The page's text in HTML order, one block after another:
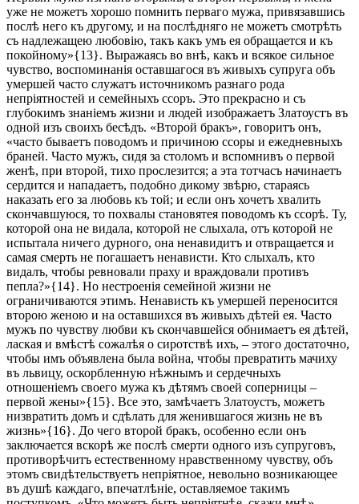
уже не можетъ хорошо помнить перваго мужа, привязавшись
послѣ него къ другому, и на послѣдняго не можетъ смотрѣть
съ надлежащею любовію, такъ какъ умъ ея обращается и къ
покойному»{13}. Выражаясь во внѣ, какъ и всякое сильное
чувство, воспоминанія оставшагося въ живыхъ супруга объ
умершей часто служатъ источникомъ разнаго рода
непріятностей и семейныхъ ссоръ. Это прекрасно и съ
глубокимъ знаніемъ жизни и людей изображаетъ Златоустъ въ
одной изъ своихъ бесѣдъ. «Второй бракъ», говоритъ онъ,
«часто бываетъ поводомъ и причиною ссоры и ежедневныхъ
браней. Часто мужъ, сидя за столомъ и вспомнивъ о первой
женѣ, при второй, тихо прослезится; а эта тотчасъ начинаетъ
сердится и нападаетъ, подобно дикому звѣрю, стараясь
наказать его за любовь къ той; и если онъ хочетъ хвалить
скончавшуюся, то похвалы становятея поводомъ къ ссорѣ. Ту,
которой она не видала, которой не слыхала, отъ которой не
испытала ничего дурного, она ненавидитъ и отвращается и
самая смерть не погашаетъ ненависти. Кто слыхалъ, кто
видалъ, чтобы ревновали праху и враждовали противъ
пепла?»{14}. Но нестроенія семейной жизни не
ограничиваются этимъ. Ненависть къ умершей переносится
второю женою и на оставшихся въ живыхъ дѣтей ея. Часто
мужъ по чувству любви къ скончавшейся обнимаетъ ея дѣтей,
лаская и вмѣстѣ сожалѣя о сиротствѣ ихъ, – этого достаточно,
чтобы имъ объявлена была война, чтобы превратить мачиху
въ львицу, оскорбленную нѣжнымъ и сердечныхъ
отношеніемъ своего мужа къ дѣтямъ своей соперницы –
первой жены»{15}. Все это, замѣчаетъ Златоустъ, можетъ
низвратить домъ и сдѣлать для женившагося жизнь не въ
жизнь»{16}. До чего второй бракъ, особенно если онъ
заключается вскорѣ же послѣ смерти одного изъ супруговъ,
противорѣчитъ естественному нравственному чувству, объ
этомъ свидѣтельствуетъ непріятное, невольно возникающее
въ душѣ каждаго, впечатлѣніе, оставляемое такимъ